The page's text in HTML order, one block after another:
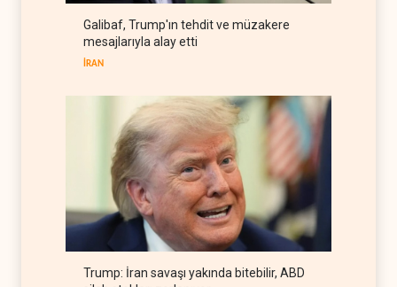
rezervlerini son 45 yılın
dibine indirdi
Galibaf, Trump'ın tehdit ve müzakere
mesajlarıyla alay etti
İRAN
Trump: İran savaşı yakında bitebilir, ABD